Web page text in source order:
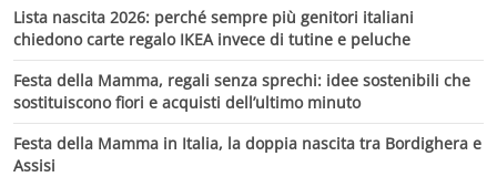
Lista nascita 2026: perché sempre più genitori italiani
chiedono carte regalo IKEA invece di tutine e peluche
Festa della Mamma, regali senza sprechi: idee sostenibili che
sostituiscono fiori e acquisti dell’ultimo minuto
Festa della Mamma in Italia, la doppia nascita tra Bordighera e
Assisi